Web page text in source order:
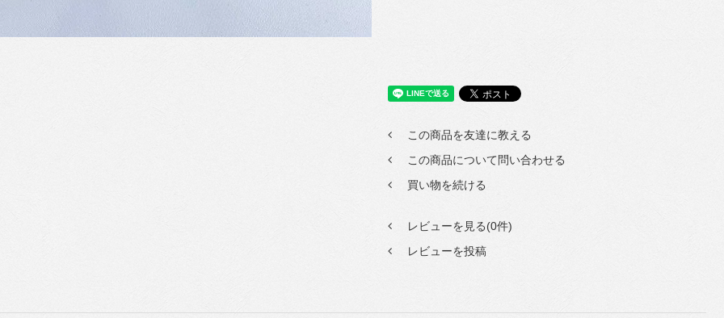
この商品を友達に教える
この商品について問い合わせる
買い物を続ける
レビューを見る(0件)
レビューを投稿